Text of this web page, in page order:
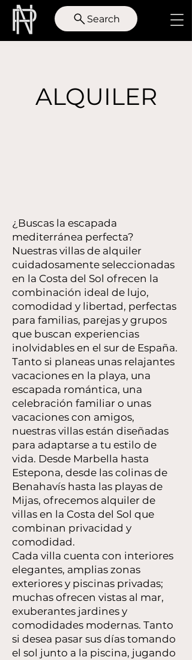
Search
ALQUILER
¿Buscas la escapada
mediterránea perfecta?
Nuestras villas de alquiler
cuidadosamente seleccionadas
en la Costa del Sol ofrecen la
combinación ideal de lujo,
comodidad y libertad, perfectas
para familias, parejas y grupos
que buscan experiencias
inolvidables en el sur de España.
Tanto si planeas unas relajantes
vacaciones en la playa, una
escapada romántica, una
celebración familiar o unas
vacaciones con amigos,
nuestras villas están diseñadas
para adaptarse a tu estilo de
vida. Desde Marbella hasta
Estepona, desde las colinas de
Benahavís hasta las playas de
Mijas, ofrecemos alquiler de
villas en la Costa del Sol que
combinan privacidad y
comodidad.
Cada villa cuenta con interiores
elegantes, amplias zonas
exteriores y piscinas privadas;
muchas ofrecen vistas al mar,
exuberantes jardines y
comodidades modernas. Tanto
si desea pasar sus días tomando
el sol junto a la piscina, jugando